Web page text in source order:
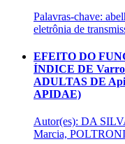
Palavras-chave:
eletrônia de
EFEITO DO
ÍNDICE DE
ADULTAS DE
APIDAE)
Autor(es): DA
Marcia,